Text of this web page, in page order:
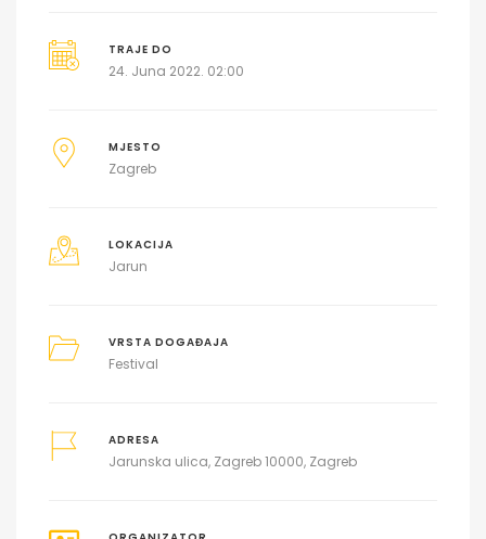
TRAJE DO
24. Juna 2022. 02:00
MJESTO
Zagreb
LOKACIJA
Jarun
VRSTA DOGAĐAJA
Festival
ADRESA
Jarunska ulica, Zagreb 10000, Zagreb